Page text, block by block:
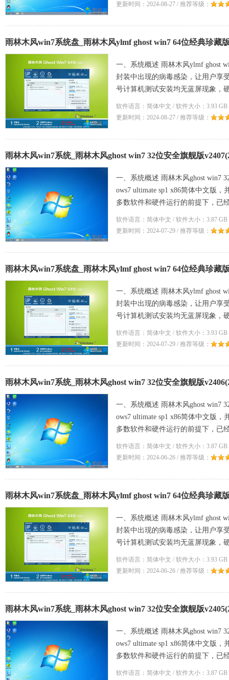
更新时间：2024-08-27 / 推荐等级：
雨林木风win7系统盘_雨林木风ylmf ghost win7 64位经典珍藏
一、系统概述 雨林木风ylmf ghost
封装中出现的病毒感染，让用户享
号计算机测试安装均无蓝屏现象，
技术
软件语言：简体中文 / 软件大小：3.93
更新时间：2024-08-27 / 推荐等级：
雨林木风win7系统_雨林木风ghost win7 32位安全旗舰版
一、系统概述 雨林木风ghost win7
ows7 ultimate sp1 x86简体中文版
多数软件和硬件运行的前提下，已
软件语言：简体中文 / 软件大小：3.87
更新时间：2024-07-29 / 推荐等级：
雨林木风win7系统盘_雨林木风ylmf ghost win7 64位经典珍藏
一、系统概述 雨林木风ylmf ghost
封装中出现的病毒感染，让用户享
号计算机测试安装均无蓝屏现象，
技术
软件语言：简体中文 / 软件大小：3.93
更新时间：2024-07-29 / 推荐等级：
雨林木风win7系统_雨林木风ghost win7 32位安全旗舰版
一、系统概述 雨林木风ghost win7
ows7 ultimate sp1 x86简体中文版
多数软件和硬件运行的前提下，已
软件语言：简体中文 / 软件大小：3.87
更新时间：2024-06-26 / 推荐等级：
雨林木风win7系统盘_雨林木风ylmf ghost win7 64位经典珍藏
一、系统概述 雨林木风ylmf ghost
封装中出现的病毒感染，让用户享
号计算机测试安装均无蓝屏现象，
技术
软件语言：简体中文 / 软件大小：3.93
更新时间：2024-06-26 / 推荐等级：
雨林木风win7系统_雨林木风ghost win7 32位安全旗舰版
一、系统概述 雨林木风ghost win7
ows7 ultimate sp1 x86简体中文版
多数软件和硬件运行的前提下，已
软件语言：简体中文 / 软件大小：3.87